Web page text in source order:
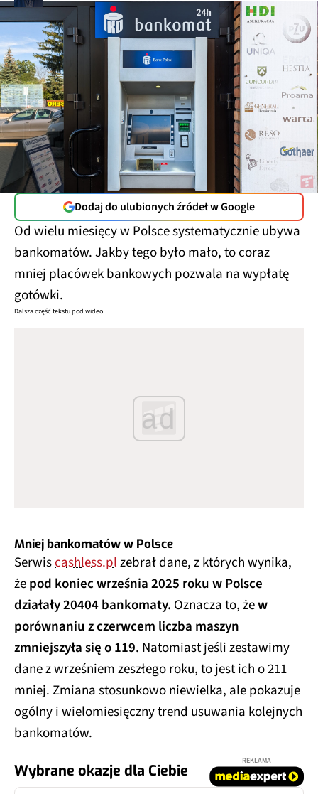
Dodaj do ulubionych źródeł w Google
Od wielu miesięcy w Polsce systematycznie ubywa
bankomatów. Jakby tego było mało, to coraz
mniej placówek bankowych pozwala na wypłatę
gotówki.
Dalsza część tekstu pod wideo
ad
Mniej bankomatów w Polsce
Serwiscashless.plzebrał dane, z których wynika,
żepod koniec września 2025 roku w Polsce
działały 20404 bankomaty. Oznacza to, żew
porównaniu z czerwcem liczba maszyn
zmniejszyła się o 119. Natomiast jeśli zestawimy
dane z wrześniem zeszłego roku, to jest ich o 211
mniej. Zmiana stosunkowo niewielka, ale pokazuje
ogólny i wielomiesięczny trend usuwania kolejnych
bankomatów.
Wybrane okazje dla Ciebie
REKLAMA